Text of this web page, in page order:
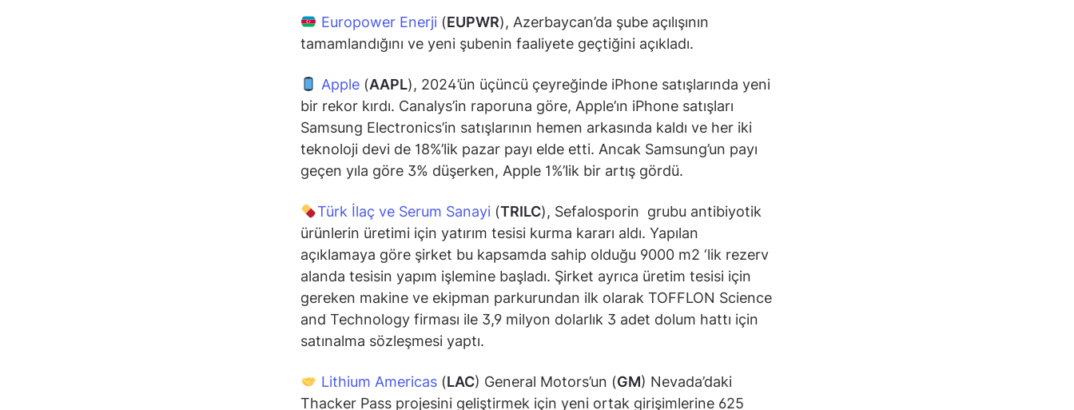
Europower Enerji(EUPWR), Azerbaycan’da şube açılışının
tamamlandığını ve yeni şubenin faaliyete geçtiğini açıkladı.
Apple(AAPL), 2024’ün üçüncü çeyreğinde iPhone satışlarında yeni
bir rekor kırdı. Canalys’in raporuna göre, Apple’ın iPhone satışları
Samsung Electronics’in satışlarının hemen arkasında kaldı ve her iki
teknoloji devi de 18%’lik pazar payı elde etti. Ancak Samsung’un payı
geçen yıla göre 3% düşerken, Apple 1%’lik bir artış gördü.
Türk İlaç ve Serum Sanayi(TRILC), Sefalosporin grubu antibiyotik
ürünlerin üretimi için yatırım tesisi kurma kararı aldı. Yapılan
açıklamaya göre şirket bu kapsamda sahip olduğu 9000 m2 ‘lik rezerv
alanda tesisin yapım işlemine başladı. Şirket ayrıca üretim tesisi için
gereken makine ve ekipman parkurundan ilk olarak TOFFLON Science
and Technology firması ile 3,9 milyon dolarlık 3 adet dolum hattı için
satınalma sözleşmesi yaptı.
Lithium Americas(LAC) General Motors’un (GM) Nevada’daki
Thacker Pass projesini geliştirmek için yeni ortak girişimlerine 625